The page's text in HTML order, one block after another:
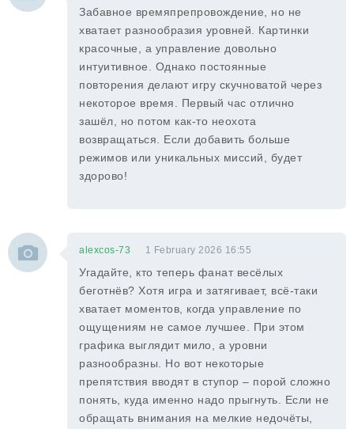
Забавное времяпрепровождение, но не
хватает разнообразия уровней. Картинки
красочные, а управление довольно
интуитивное. Однако постоянные
повторения делают игру скучноватой через
некоторое время. Первый час отлично
зашёл, но потом как-то неохота
возвращаться. Если добавить больше
режимов или уникальных миссий, будет
здорово!
alexcos-73 1 February 2026 16:55
Угадайте, кто теперь фанат весёлых
беготнёв? Хотя игра и затягивает, всё-таки
хватает моментов, когда управление по
ощущениям не самое лучшее. При этом
графика выглядит мило, а уровни
разнообразны. Но вот некоторые
препятствия вводят в ступор – порой сложно
понять, куда именно надо прыгнуть. Если не
обращать внимания на мелкие недочёты,